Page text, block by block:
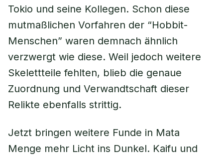
Tokio und seine Kollegen. Schon diese
mutmaßlichen Vorfahren der “Hobbit-
Menschen” waren demnach ähnlich
verzwergt wie diese. Weil jedoch weitere
Skelettteile fehlten, blieb die genaue
Zuordnung und Verwandtschaft dieser
Relikte ebenfalls strittig.
Jetzt bringen weitere Funde in Mata
Menge mehr Licht ins Dunkel. Kaifu und